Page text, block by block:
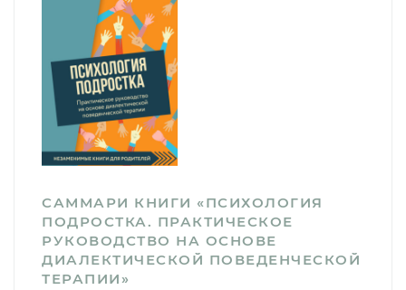
САММАРИ КНИГИ «ПСИХОЛОГИЯ
ПОДРОСТКА. ПРАКТИЧЕСКОЕ
РУКОВОДСТВО НА ОСНОВЕ
ДИАЛЕКТИЧЕСКОЙ ПОВЕДЕНЧЕСКОЙ
ТЕРАПИИ»